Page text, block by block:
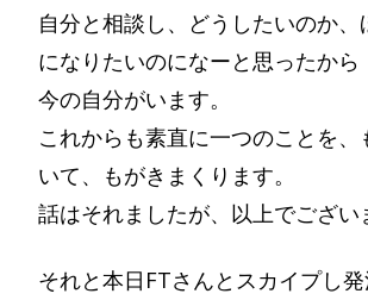
自分と相談し、どうしたいのか、
になりたいのになーと思ったから
今の自分がいます。
これからも素直に一つのことを
いて、もがきまくります。
話はそれましたが、以上でござい
それと本日FTさんとスカイプし